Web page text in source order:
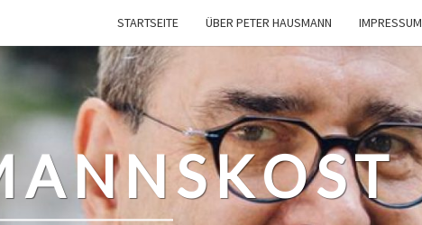
STARTSEITE ÜBER PETER HAUSMANN IMPRESSUM